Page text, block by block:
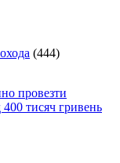
(444)
провезти
400 тисяч гривень